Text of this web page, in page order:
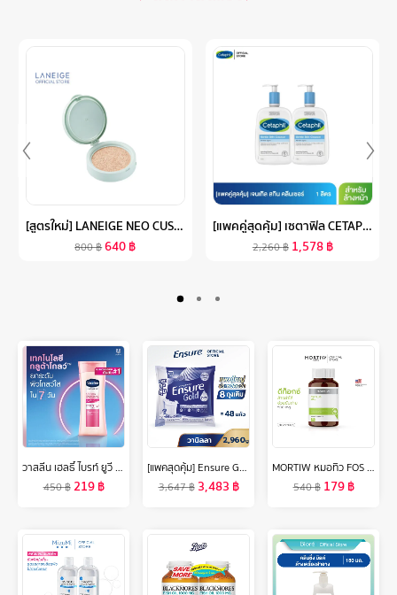
[สูตรใหม่] LANEIGE NEO CUSHION MATTE REFILL 15G. ลาเนจ นีโอคุชชั่น สูตรแมตต์ ปกปิดสูงสุดแต่บางเบา กันแดด กันแสงสีฟ้า ไม่ติดมาส์ก
800฿640฿
[แพคคู่สุดคุ้ม] เซตาฟิล CETAPHIL GENTLE SKIN CLEANSER เจลทำความสะอาดผิวหน้าและผิวกาย สำหรับผิวบอบบาง แพ้ง่าย และทุกสภาพผิว 1 LITER 2 ขวด
2,260฿ 1,578฿
วาสลีน เฮลธี้ ไบรท์ ยูวี เอ็กซ์ตร้า ไบร์ทเทนนิ่ง กูลต้า โกลว์ โลชั่น 300 มล. แพ็คคู่ Vaseline Healthy Bright UV Extra Brightening G
450฿219฿
[แพคสุดคุ้ม] Ensure Gold เอนชัวร์ โกลด์ กลิ่นวานิลลา แบบถุงเติม 2,960g Ensure Gold Vanilla Sachet 2,960g
3,647฿ 3,483 ฿
MORTIW หมอทิว FOS PLUS ดีท็อก ขับถ่าย ท้องผูก ปรับสมดุลการขับถ่าย detox ขับของเสียออกจากร่างกาย เอฟโอเอส พลัส 30 แคปซูล 500 mg.
540฿ 179฿